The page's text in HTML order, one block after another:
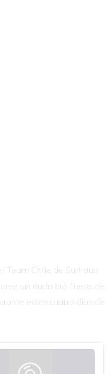
Team Chile de Surf aún
sin duda tiró líneas de
estos cuatro días de